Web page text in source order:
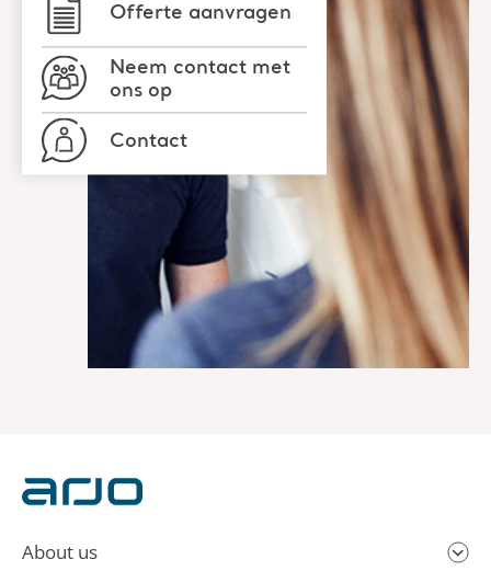
Offerte aanvragen
Neem contact met
ons op
Contact
About us